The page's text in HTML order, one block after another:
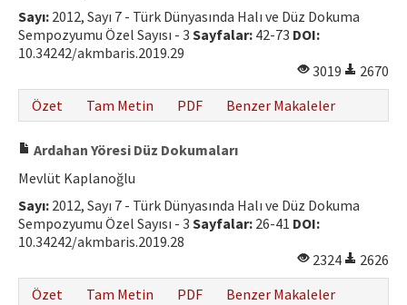
Hakem Rehberi
Yayın Politikaları
İletişim
Sayı: 2012, Sayı 7 - Türk Dünyasında Halı ve Düz Dokuma
Sempozyumu Özel Sayısı - 3 Sayfalar: 42-73 DOI:
10.34242/akmbaris.2019.29
3019
2670
Özet
Tam Metin PDF Benzer Makaleler
Ardahan Yöresi Düz Dokumaları
Mevlüt Kaplanoğlu
Sayı: 2012, Sayı 7 - Türk Dünyasında Halı ve Düz Dokuma
Sempozyumu Özel Sayısı - 3 Sayfalar: 26-41 DOI:
10.34242/akmbaris.2019.28
2324
2626
Özet
Tam Metin PDF Benzer Makaleler